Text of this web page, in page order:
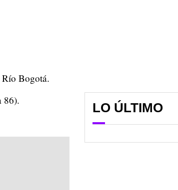
Bogotá.
86).
LO ÚLTIMO